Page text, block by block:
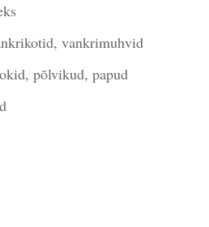
vankrimuhvid
põlvikud, papud